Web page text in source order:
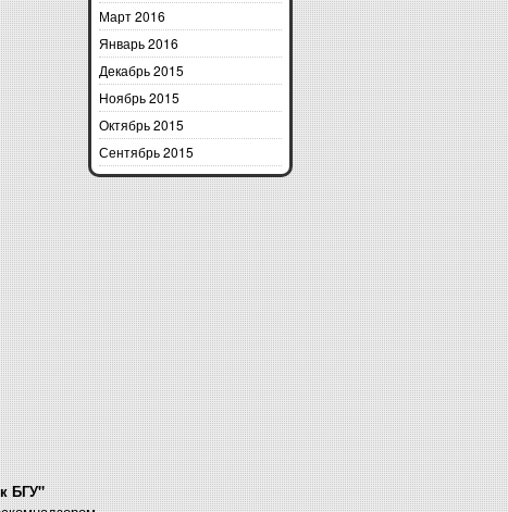
Март 2016
Январь 2016
Декабрь 2015
Ноябрь 2015
Октябрь 2015
Сентябрь 2015
БГУ"